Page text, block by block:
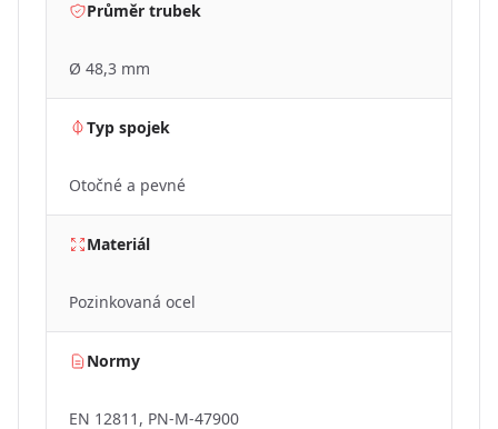
Průměr trubek
Ø 48,3 mm
Typ spojek
Otočné a pevné
Materiál
Pozinkovaná ocel
Normy
EN 12811, PN-M-47900